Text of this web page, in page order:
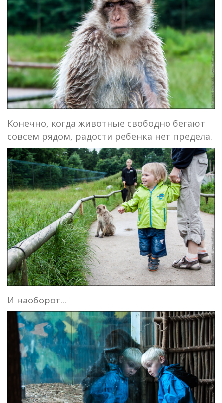
Конечно, когда животные свободно бегают
совсем рядом, радости ребенка нет предела.
И наоборот...